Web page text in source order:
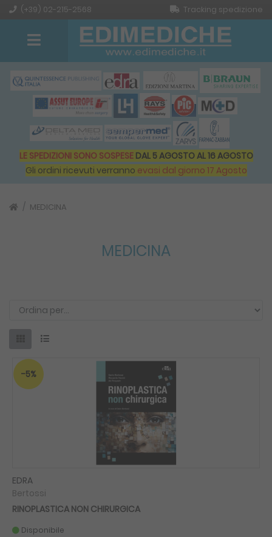
(+39) 02-215-2568 Tracking spedizione
LE SPEDIZIONI SONO SOSPESE DAL 5 AGOSTO AL 16 AGOSTO
Gli ordini ricevuti verranno evasi dal giorno 17 Agosto
MEDICINA
MEDICINA
-5%
EDRA
Bertossi
RINOPLASTICA NON CHIRURGICA
Disponibile